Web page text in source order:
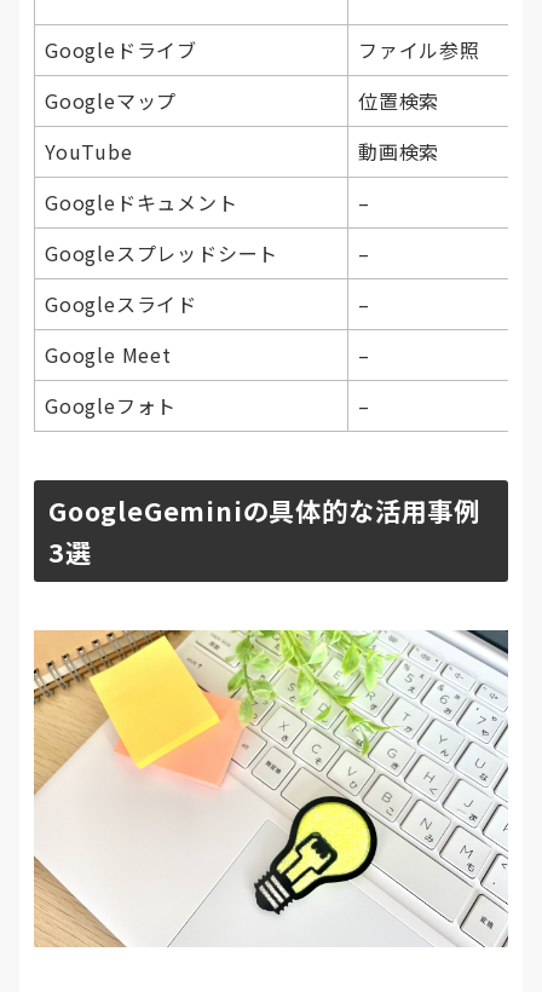
Googleドライブ
ファイル参照
Googleマップ
位置検索
YouTube
動画検索
Googleドキュメント
–
Googleスプレッドシート
–
Googleスライド
–
Google Meet
–
Googleフォト
–
GoogleGeminiの具体的な活用事例
3選